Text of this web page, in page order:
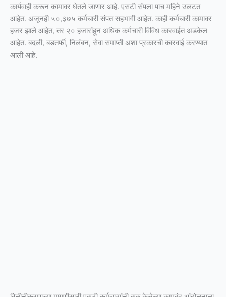
कार्यवाही करून कामावर घेतले जाणार आहे. एसटी संपला पाच महिने उलटत
आहेत. अजूनही ५०,३७५ कर्मचारी संपत सहभागी आहेत. काही कर्मचारी कामावर
हजर झाले आहेत, तर २० हजारांहून अधिक कर्मचारी विविध कारवाईत अडकेल
आहेत. बदली, बडतर्फी, निलंबन, सेवा समाप्ती अशा प्रकारची कारवाई करण्यात
आली आहे.